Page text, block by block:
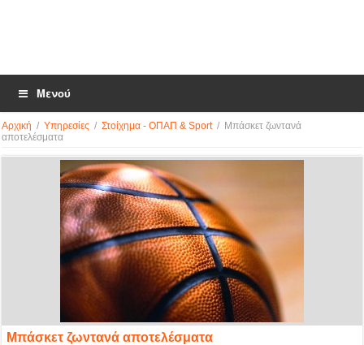
Μενού
Αρχική / Υπηρεσίες / Στοίχημα - ΟΠΑΠ & Sport / Μπάσκετ ζωντανά
αποτελέσματα
Μπάσκετ ζωντανά αποτελέσματα